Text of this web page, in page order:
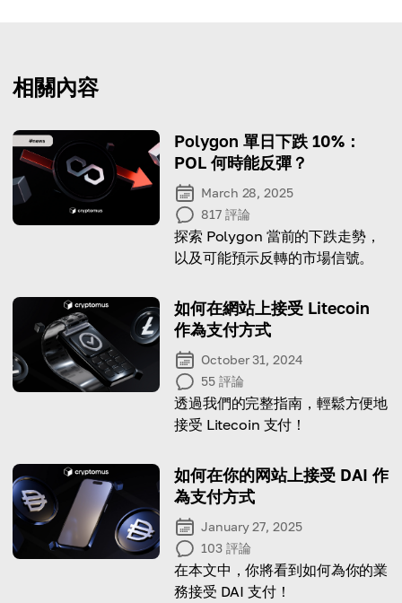
相關內容
Polygon 單日下跌 10%：
POL 何時能反彈？
March 28, 2025
817 評論
探索 Polygon 當前的下跌走勢，
以及可能預示反轉的市場信號。
如何在網站上接受 Litecoin
作為支付方式
October 31, 2024
55 評論
透過我們的完整指南，輕鬆方便地
接受 Litecoin 支付！
如何在你的网站上接受 DAI 作
為支付方式
January 27, 2025
103 評論
在本文中，你將看到如何為你的業
務接受 DAI 支付！